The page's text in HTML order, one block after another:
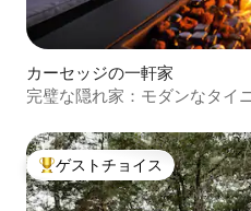
カーセッジの一軒家
完璧な隠れ家：モダンなタイ
大好評のゲストチョイスです。
ゲストチョイス